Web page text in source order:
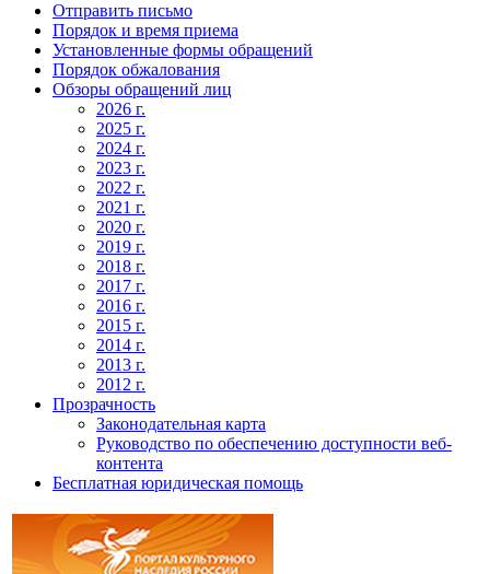
Отправить письмо
Порядок и время приема
Установленные формы обращений
Порядок обжалования
Обзоры обращений лиц
2026 г.
2025 г.
2024 г.
2023 г.
2022 г.
2021 г.
2020 г.
2019 г.
2018 г.
2017 г.
2016 г.
2015 г.
2014 г.
2013 г.
2012 г.
Прозрачность
Законодательная карта
Руководство по обеспечению доступности веб-
контента
Бесплатная юридическая помощь